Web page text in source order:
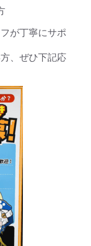
が丁寧にサポ
、ぜひ下記応